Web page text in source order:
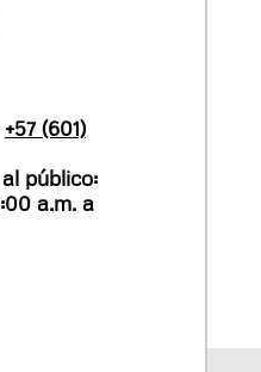
+57 (601)
público:
a.m. a